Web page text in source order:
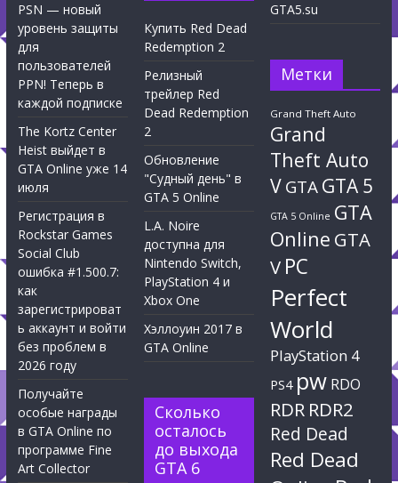
PSN — новый
уровень защиты
для
пользователей
PPN! Теперь в
каждой подписке
The Kortz Center
Heist выйдет в
GTA Online уже 14
июля
Регистрация в
Rockstar Games
Social Club
ошибка #1.500.7:
как
зарегистрироват
ь аккаунт и войти
без проблем в
2026 году
Получайте
особые награды
в GTA Online по
программе Fine
Art Collector
Купить Red Dead
Redemption 2
Релизный
трейлер Red
Dead Redemption
2
Обновление
"Судный день" в
GTA 5 Online
L.A. Noire
доступна для
Nintendo Switch,
PlayStation 4 и
Xbox One
Хэллоуин 2017 в
GTA Online
Сколько
осталось
до выхода
GTA 6
GTA5.su
Метки
Grand Theft Auto
Grand
Theft Auto
VGTAGTA 5
GTA 5 Online GTA
Online GTA
V PC
Perfect
World
PlayStation 4
PS4 pw RDO
RDR RDR2
Red Dead
Red Dead